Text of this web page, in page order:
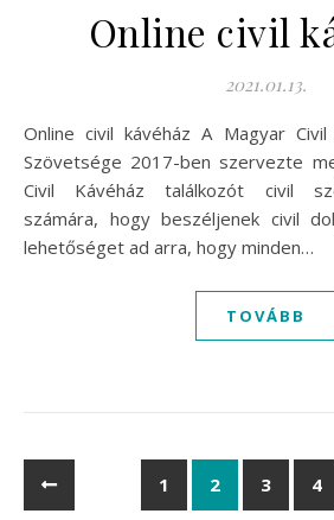
Online civil
2021.01.13.
Online civil kávéház A Magyar Civil Szervezetek Erdélyi
Szövetsége 2017-ben szervezte
Civil Kávéház találkozót civil
számára, hogy beszéljenek civil
lehetőséget ad arra, hogy minden…
TOVÁBB
1 2 3 4